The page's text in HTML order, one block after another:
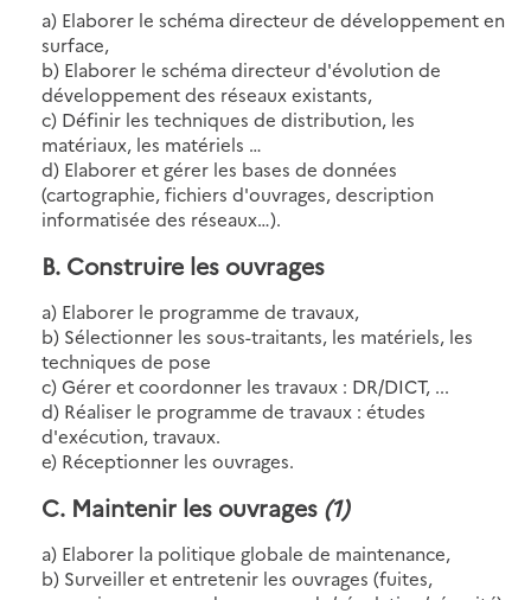
a) Elaborer le schéma directeur de développement en
surface,
b) Elaborer le schéma directeur d'évolution de
développement des réseaux existants,
c) Définir les techniques de distribution, les
matériaux, les matériels …
d) Elaborer et gérer les bases de données
(cartographie, fichiers d'ouvrages, description
informatisée des réseaux…).
B. Construire les ouvrages
a) Elaborer le programme de travaux,
b) Sélectionner les sous-traitants, les matériels, les
techniques de pose
c) Gérer et coordonner les travaux : DR/DICT, ...
d) Réaliser le programme de travaux : études
d'exécution, travaux.
e) Réceptionner les ouvrages.
C. Maintenir les ouvrages (1)
a) Elaborer la politique globale de maintenance,
b) Surveiller et entretenir les ouvrages (fuites,